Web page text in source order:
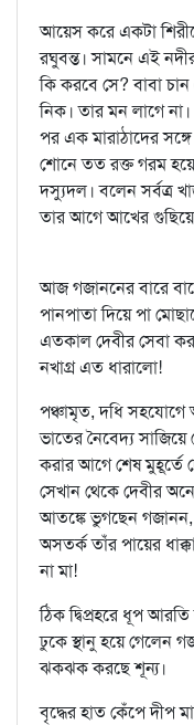
আয়েস করে একটা
রঘুবন্ত। সামনে এই
কি করবে সে? বাবা
নিক। তার মন লাগে
পর এক মারাঠাদের
শোনে তত রক্ত গরম
দস্যুদল। বলেন সর্বত্র
তার আগে আখের গুছিয়ে
আজ গজাননের বারে
পানপাতা দিয়ে পা
এতকাল দেবীর সেবা
নখাগ্র এত ধারালো!
পঞ্চামৃত, দধি সহযোগে
ভাতের নৈবেদ্য সাজিয়ে
করার আগে শেষ মুহূর্তে
সেখান থেকে দেবীর
আতঙ্কে ভুগছেন গজানন,
অসতর্ক তাঁর পায়ের
না মা!
ঠিক দ্বিপ্রহরে ধূপ
ঢুকে স্থানু হয়ে গেলেন
ঝকঝক করছে শূন্য।
বৃদ্ধের হাত কেঁপে দীপ